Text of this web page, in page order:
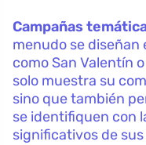
Campañas
menudo se diseñan
como San Valentín
solo muestra su
sino que también
se identifiquen con
significativos de